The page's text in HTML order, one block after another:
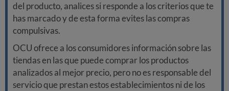
del producto, analices si responde a los criterios que te
has marcado y de esta forma evites las compras
compulsivas.
OCU ofrece a los consumidores información sobre las
tiendas en las que puede comprar los productos
analizados al mejor precio, pero no es responsable del
servicio que prestan estos establecimientos ni de los